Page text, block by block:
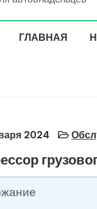
ГЛАВНАЯ
2024